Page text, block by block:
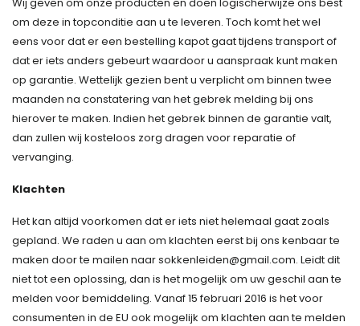
om deze in topconditie aan u te leveren. Toch komt het wel
eens voor dat er een bestelling kapot gaat tijdens transport of
dat er iets anders gebeurt waardoor u aanspraak kunt maken
op garantie. Wettelijk gezien bent u verplicht om binnen twee
maanden na constatering van het gebrek melding bij ons
hierover te maken. Indien het gebrek binnen de garantie valt,
dan zullen wij kosteloos zorg dragen voor reparatie of
vervanging.
Klachten
Het kan altijd voorkomen dat er iets niet helemaal gaat zoals
gepland. We raden u aan om klachten eerst bij ons kenbaar te
maken door te mailen naarsokkenleiden@gmail.com. Leidt dit
niet tot een oplossing, dan is het mogelijk om uw geschil aan te
melden voor bemiddeling. Vanaf 15 februari 2016 is het voor
consumenten in de EU ook mogelijk om klachten aan te melden